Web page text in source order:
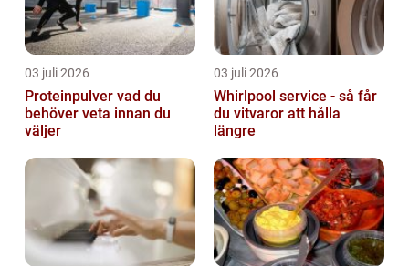
03 juli 2026
Proteinpulver vad du
behöver veta innan du
väljer
03 juli 2026
Whirlpool service - så får
du vitvaror att hålla
längre